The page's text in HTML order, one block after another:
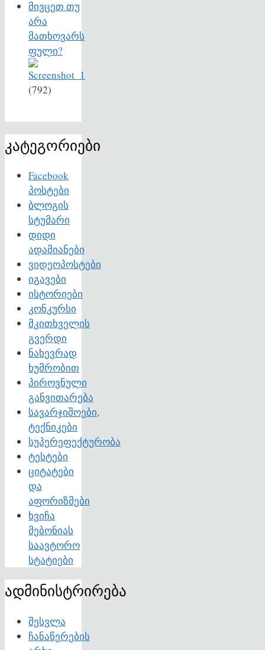
მივცეთ თუ
არა
მათხოვარს
ფული?
(792)
კატეგორიები
Facebook
პოსტები
ბლოგის
სტუმარი
დიდი
ადამიანები
ვიდეოპოსტები
იგავები
ისტორიები
კონკურსი
მკითხველის
გვერდი
ნახევრად
ხუმრობით
პიროვნული
განვითარება
სავარჯიშოები,
ტექნიკები
სუპერეფექტურობა
ტესტები
ციტატები
და
აფორიზმები
ხვიჩა
მებონიას
საავტორო
სტატიები
ადმინისტრირება
შესვლა
ჩანაწერების